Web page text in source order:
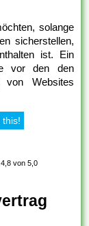
solange
sicherstellen,
ist. Ein
vor den den
von Websites
this!
4,8 von 5,0